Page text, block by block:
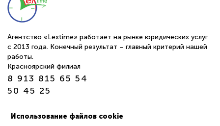
Агентство «Lextime» работает на рынке юридических услуг
с 2013 года. Конечный результат – главный критерий нашей
работы.
Красноярский филиал
8 913 815 65 54
50 45 25
Использование файлов cookie